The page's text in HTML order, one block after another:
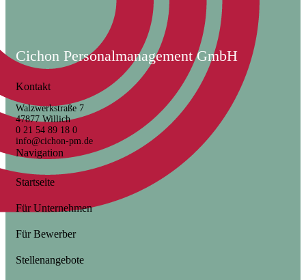
Cichon Personalmanagement GmbH
Kontakt
Walzwerkstraße 7
47877 Willich
0 21 54 89 18 0
info@cichon-pm.de
Navigation
Startseite
Für Unternehmen
Für Bewerber
Stellenangebote